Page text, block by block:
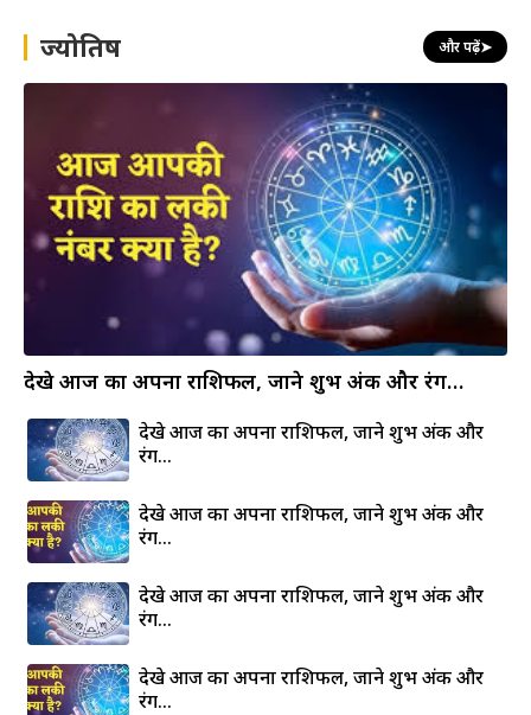
h ज्योतिष और पढ़ें➤
देखे आज का अपना राशिफल, जाने शुभ अंक और रंग…
देखे आज का अपना राशिफल, जाने शुभ अंक और
रंग…
देखे आज का अपना राशिफल, जाने शुभ अंक और
रंग…
देखे आज का अपना राशिफल, जाने शुभ अंक और
रंग…
देखे आज का अपना राशिफल, जाने शुभ अंक और
रंग…